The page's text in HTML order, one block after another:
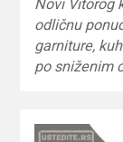
Novi Vitorog
odličnu
garniture,
po sniženim